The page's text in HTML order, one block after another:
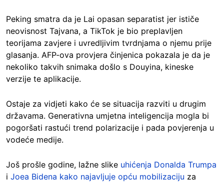
Peking smatra da je Lai opasan separatist jer ističe
neovisnost Tajvana, a TikTok je bio preplavljen
teorijama zavjere i uvredljivim tvrdnjama o njemu prije
glasanja. AFP-ova provjera činjenica pokazala je da je
nekoliko takvih snimaka došlo s Douyina, kineske
verzije te aplikacije.
Ostaje za vidjeti kako će se situacija razviti u drugim
državama. Generativna umjetna inteligencija mogla bi
pogoršati rastući trend polarizacije i pada povjerenja u
vodeće medije.
Još prošle godine, lažne slike uhićenja Donalda Trumpa
i Joea Bidena kako najavljuje opću mobilizaciju za